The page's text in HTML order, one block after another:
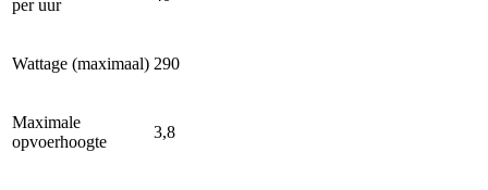
per uur
Wattage (maximaal) 290
Maximale
opvoerhoogte
3,8